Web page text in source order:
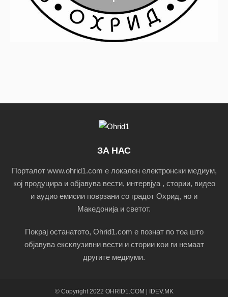
ЗА НАС
Порталот www.ohrid1.com е локален електронски медиум,
кој продуцира и објавува вести, интервјуа , стории, видео
и аудио емисии поврзани со градот Охрид, но и
Македонија и светот.
Покрај останатото, Ohrid1.com е познат по тоа што
објавува ексклузивни вести и стории кои ги немаат
другите медиуми.
© Copyright 2022 OHRID1.COM | IDEV.MK